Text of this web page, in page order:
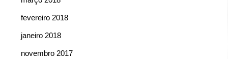
fevereiro 2018
janeiro 2018
novembro 2017